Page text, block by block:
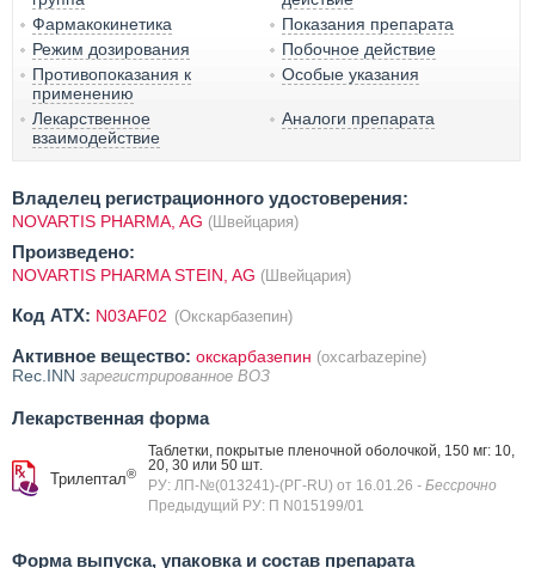
Фармакокинетика
Показания препарата
Режим дозирования
Побочное действие
Противопоказания к
применению
Особые указания
Лекарственное
взаимодействие
Аналоги препарата
Владелец регистрационного удостоверения:
NOVARTIS PHARMA, AG (Швейцария)
Произведено:
NOVARTIS PHARMA STEIN, AG (Швейцария)
Код ATX: N03AF02 (Окскарбазепин)
Активное вещество: окскарбазепин (oxcarbazepine)
Rec.INN зарегистрированное ВОЗ
Лекарственная форма
Трилептал®
Таблетки, покрытые пленочной оболочкой, 150 мг: 10,
20, 30 или 50 шт.
РУ: ЛП-№(013241)-(РГ-RU) от 16.01.26 - Бессрочно
Предыдущий РУ: П N015199/01
Форма выпуска, упаковка и состав препарата